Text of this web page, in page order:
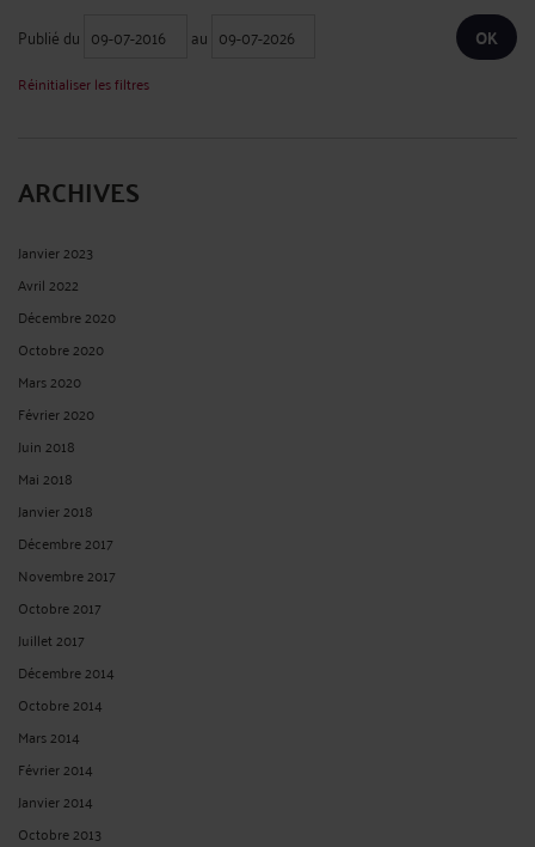
Publié du au
Réinitialiser les filtres
ARCHIVES
Janvier 2023
Avril 2022
Décembre 2020
Octobre 2020
Mars 2020
Février 2020
Juin 2018
Mai 2018
Janvier 2018
Décembre 2017
Novembre 2017
Octobre 2017
Juillet 2017
Décembre 2014
Octobre 2014
Mars 2014
Février 2014
Janvier 2014
Octobre 2013